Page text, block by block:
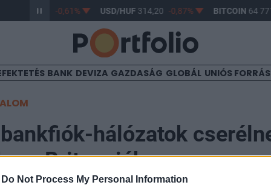
Do Not Process My Personal Information
363,17 -0,61% USD/HUF314,20 -0,87% BITCOIN64
BANK DEVIZA GAZDASÁG GLOBÁL UNIÓS
hálózatok
Britanniában